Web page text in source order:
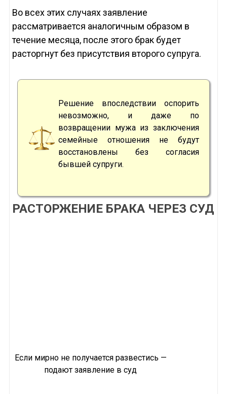
Во всех этих случаях заявление
рассматривается аналогичным образом в
течение месяца, после этого брак будет
расторгнут без присутствия второго супруга.
Решение впоследствии оспорить
невозможно, и даже по
возвращении мужа из заключения
семейные отношения не будут
восстановлены без согласия
бывшей супруги.
РАСТОРЖЕНИЕ БРАКА ЧЕРЕЗ СУД
Если мирно не получается развестись —
подают заявление в суд